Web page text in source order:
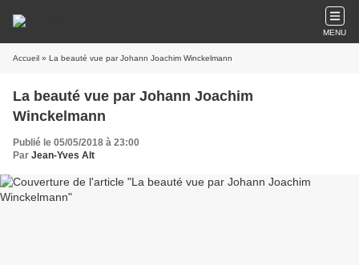
MENU
Accueil » La beauté vue par Johann Joachim Winckelmann
La beauté vue par Johann Joachim
Winckelmann
Publié le 05/05/2018 à 23:00
Par Jean-Yves Alt